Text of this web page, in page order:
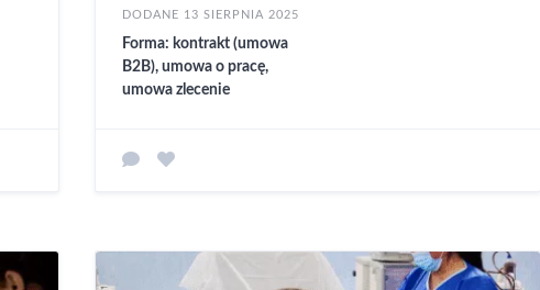
DODANE 13 SIERPNIA 2025
Forma: kontrakt (umowa
B2B), umowa o pracę,
umowa zlecenie